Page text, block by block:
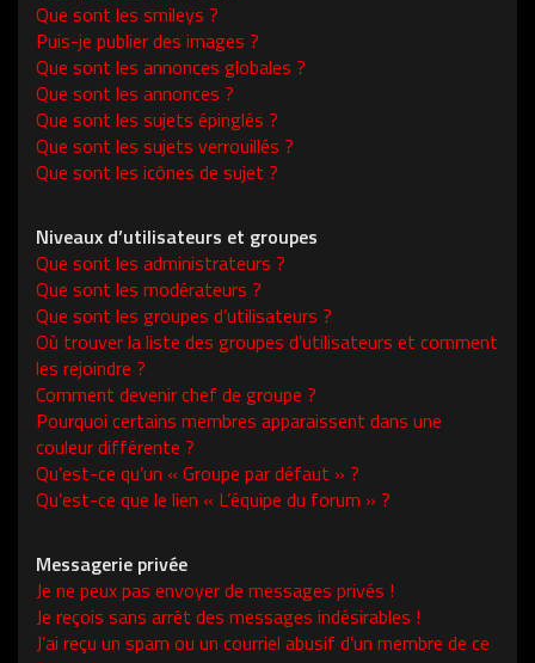
Que sont les smileys ?
Puis-je publier des images ?
Que sont les annonces globales ?
Que sont les annonces ?
Que sont les sujets épinglés ?
Que sont les sujets verrouillés ?
Que sont les icônes de sujet ?
Niveaux d’utilisateurs et groupes
Que sont les administrateurs ?
Que sont les modérateurs ?
Que sont les groupes d’utilisateurs ?
Où trouver la liste des groupes d’utilisateurs et comment
les rejoindre ?
Comment devenir chef de groupe ?
Pourquoi certains membres apparaissent dans une
couleur différente ?
Qu’est-ce qu’un « Groupe par défaut » ?
Qu’est-ce que le lien « L’équipe du forum » ?
Messagerie privée
Je ne peux pas envoyer de messages privés !
Je reçois sans arrêt des messages indésirables !
J’ai reçu un spam ou un courriel abusif d’un membre de ce